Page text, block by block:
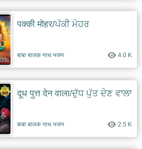
पक्की मोहर/ਪੱਕੀ ਮੋਹਰ
बाबा बालक नाथ भजन 4.0 K
दूध पुत्त देन वाला/ਦੁੱਧ ਪੁੱਤ ਦੇਣ ਵਾਲਾ
बाबा बालक नाथ भजन 2.5 K